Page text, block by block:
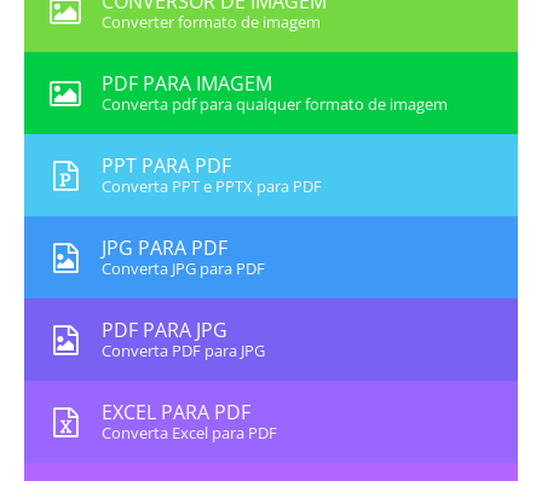
Converter formato de imagem
PDF PARA IMAGEM
Converta pdf para qualquer formato de imagem
PPT PARA PDF
Converta PPT e PPTX para PDF
JPG PARA PDF
Converta JPG para PDF
PDF PARA JPG
Converta PDF para JPG
EXCEL PARA PDF
Converta Excel para PDF